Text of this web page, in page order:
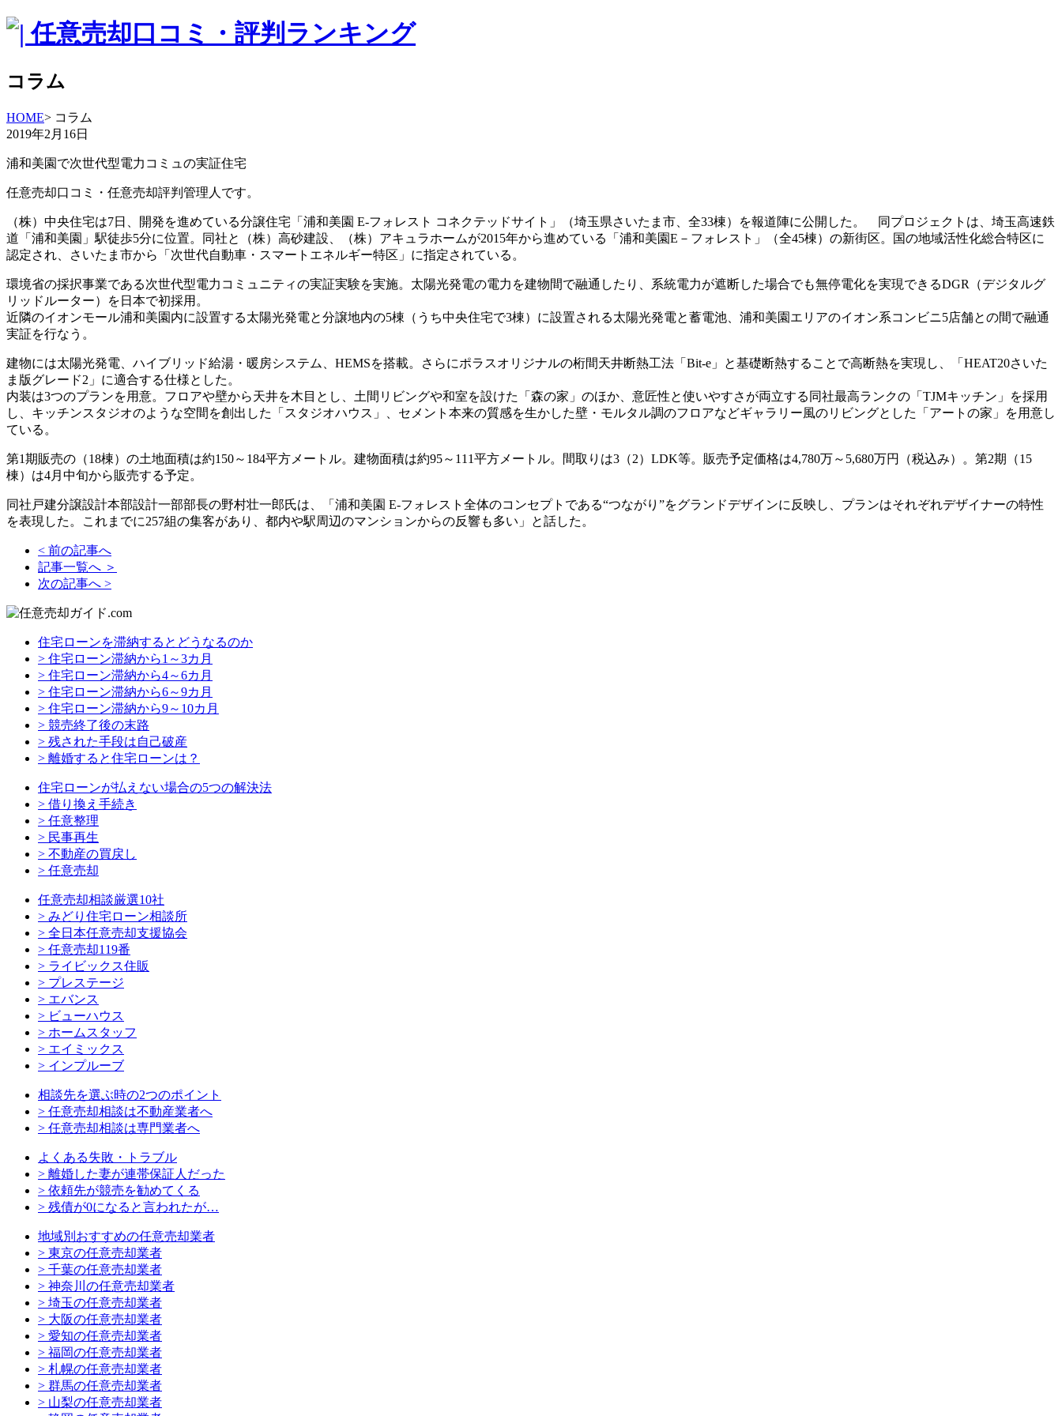
コラム
HOME> コラム
2019年2月16日
浦和美園で次世代型電力コミュの実証住宅
任意売却口コミ・任意売却評判管理人です。
（株）中央住宅は7日、開発を進めている分譲住宅「浦和美園 E-フォレスト コネクテッドサイト」（埼玉県さいたま市、全33棟）を報道陣に公開した。 同プロジェクトは、埼玉高速鉄
道「浦和美園」駅徒歩5分に位置。同社と（株）高砂建設、（株）アキュラホームが2015年から進めている「浦和美園E－フォレスト」（全45棟）の新街区。国の地域活性化総合特区に
認定され、さいたま市から「次世代自動車・スマートエネルギー特区」に指定されている。
環境省の採択事業である次世代型電力コミュニティの実証実験を実施。太陽光発電の電力を建物間で融通したり、系統電力が遮断した場合でも無停電化を実現できるDGR（デジタルグ
リッドルーター）を日本で初採用。
近隣のイオンモール浦和美園内に設置する太陽光発電と分譲地内の5棟（うち中央住宅で3棟）に設置される太陽光発電と蓄電池、浦和美園エリアのイオン系コンビニ5店舗との間で融通
実証を行なう。
建物には太陽光発電、ハイブリッド給湯・暖房システム、HEMSを搭載。さらにポラスオリジナルの桁間天井断熱工法「Bit-e」と基礎断熱することで高断熱を実現し、「HEAT20さいた
ま版グレード2」に適合する仕様とした。
内装は3つのプランを用意。フロアや壁から天井を木目とし、土間リビングや和室を設けた「森の家」のほか、意匠性と使いやすさが両立する同社最高ランクの「TJMキッチン」を採用
し、キッチンスタジオのような空間を創出した「スタジオハウス」、セメント本来の質感を生かした壁・モルタル調のフロアなどギャラリー風のリビングとした「アートの家」を用意し
ている。
第1期販売の（18棟）の土地面積は約150～184平方メートル。建物面積は約95～111平方メートル。間取りは3（2）LDK等。販売予定価格は4,780万～5,680万円（税込み）。第2期（15
棟）は4月中旬から販売する予定。
同社戸建分譲設計本部設計一部部長の野村壮一郎氏は、「浦和美園 E-フォレスト全体のコンセプトである“つながり”をグランドデザインに反映し、プランはそれぞれデザイナーの特性
を表現した。これまでに257組の集客があり、都内や駅周辺のマンションからの反響も多い」と話した。
< 前の記事へ
記事一覧へ ＞
次の記事へ >
住宅ローンを滞納するとどうなるのか
> 住宅ローン滞納から1～3カ月
> 住宅ローン滞納から4～6カ月
> 住宅ローン滞納から6～9カ月
> 住宅ローン滞納から9～10カ月
> 競売終了後の末路
> 残された手段は自己破産
> 離婚すると住宅ローンは？
住宅ローンが払えない場合の5つの解決法
> 借り換え手続き
> 任意整理
> 民事再生
> 不動産の買戻し
> 任意売却
任意売却相談厳選10社
> みどり住宅ローン相談所
> 全日本任意売却支援協会
> 任意売却119番
> ライビックス住販
> プレステージ
> エバンス
> ビューハウス
> ホームスタッフ
> エイミックス
> インプルーブ
相談先を選ぶ時の2つのポイント
> 任意売却相談は不動産業者へ
> 任意売却相談は専門業者へ
よくある失敗・トラブル
> 離婚した妻が連帯保証人だった
> 依頼先が競売を勧めてくる
> 残債が0になると言われたが…
地域別おすすめの任意売却業者
> 東京の任意売却業者
> 千葉の任意売却業者
> 神奈川の任意売却業者
> 埼玉の任意売却業者
> 大阪の任意売却業者
> 愛知の任意売却業者
> 福岡の任意売却業者
> 札幌の任意売却業者
> 群馬の任意売却業者
> 山梨の任意売却業者